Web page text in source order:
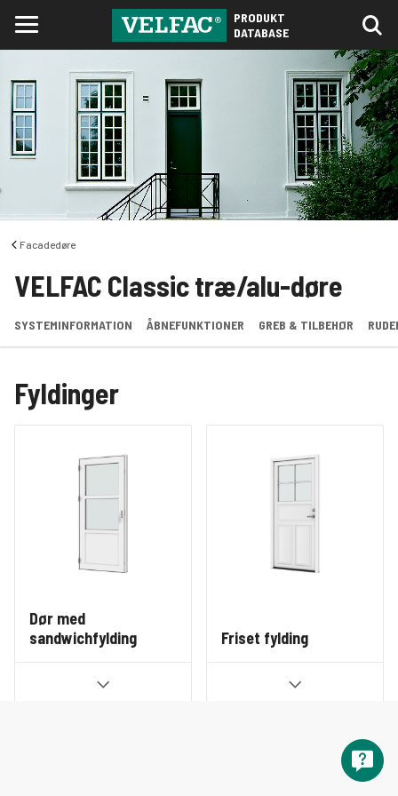
PRODUKT
DATABASE
Facadedøre
VELFAC Classic træ/alu-døre
SYSTEMINFORMATION ÅBNEFUNKTIONER GREB & TILBEHØR
Fyldinger
Dør med
sandwichfylding
Friset fylding